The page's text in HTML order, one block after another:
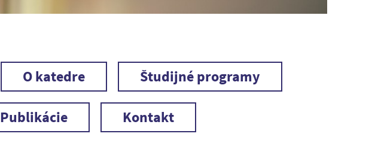
O katedre Študijné programy
Publikácie Kontakt